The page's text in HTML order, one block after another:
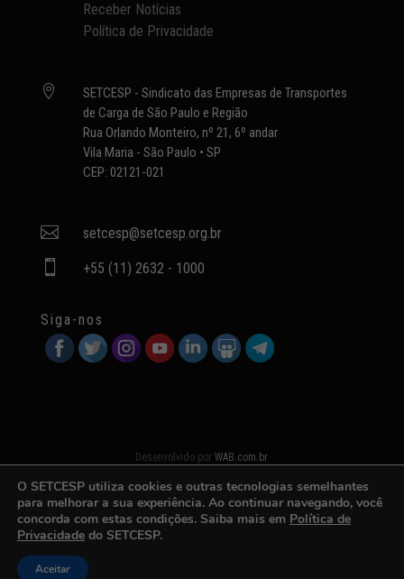
Receber Notícias
Política de Privacidade

SETCESP - Sindicato das Empresas de Transportes
de Carga de São Paulo e Região
Rua Orlando Monteiro, nº 21, 6º andar
Vila Maria - São Paulo • SP
CEP: 02121-021
 setcesp@setcesp.org.br
 +55 (11) 2632 - 1000
Siga-nos
Desenvolvido porWAB.com.br
O SETCESP utiliza cookies e outras tecnologias semelhantes
para melhorar a sua experiência. Ao continuar navegando, você
concorda com estas condições. Saiba mais em Política de
Privacidade do SETCESP.
Aceitar